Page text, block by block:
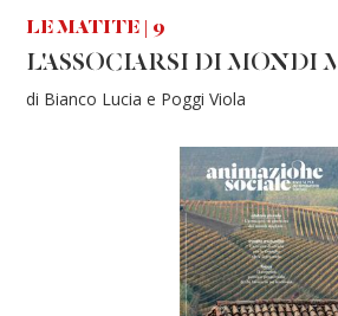
LE MATITE | 9
L'ASSOCIARSI DI MONDI
di Bianco Lucia e Poggi Viola